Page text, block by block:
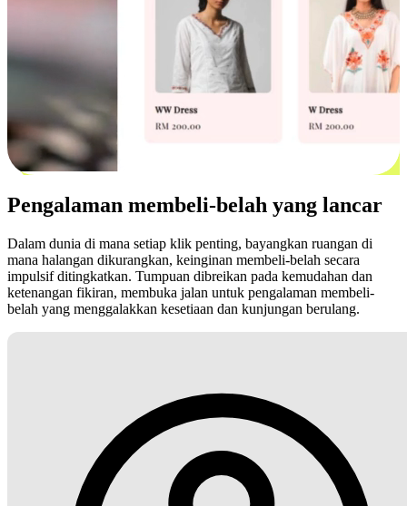
Pengalaman membeli-belah yang lancar
Dalam dunia di mana setiap klik penting, bayangkan ruangan di
mana halangan dikurangkan, keinginan membeli-belah secara
impulsif ditingkatkan. Tumpuan dibreikan pada kemudahan dan
ketenangan fikiran, membuka jalan untuk pengalaman membeli-
belah yang menggalakkan kesetiaan dan kunjungan berulang.